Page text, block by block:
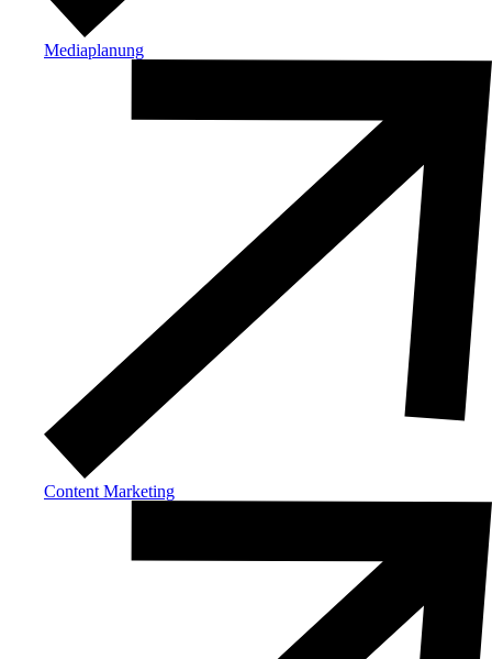
Mediaplanung
Content Marketing